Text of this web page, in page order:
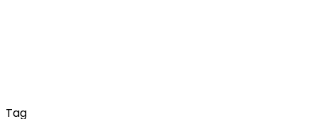
Tag